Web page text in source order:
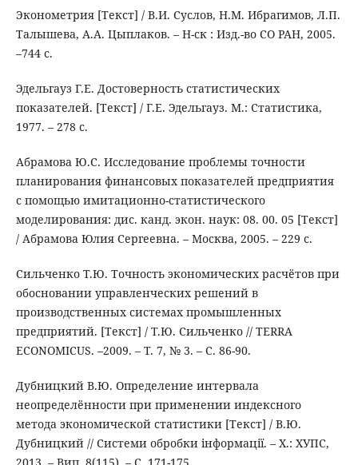
Эконометрия [Текст] / В.И. Суслов, Н.М. Ибрагимов, Л.П.
Талышева, А.А. Цыплаков. – Н-ск : Изд.-во СО РАН, 2005.
–744 с.
Эдельгауз Г.Е. Достоверность статистических
показателей. [Текст] / Г.Е. Эдельгауз. М.: Статистика,
1977. – 278 с.
Абрамова Ю.С. Исследование проблемы точности
планирования финансовых показателей предприятия
с помощью имитационно-статистического
моделирования: дис. канд. экон. наук: 08. 00. 05 [Текст]
/ Абрамова Юлия Сергеевна. – Москва, 2005. – 229 с.
Сильченко Т.Ю. Точность экономических расчётов при
обосновании управленческих решений в
производственных системах промышленных
предприятий. [Текст] / Т.Ю. Сильченко // TERRA
ECONOMICUS. –2009. – Т. 7, № 3. – С. 86-90.
Дубницкий В.Ю. Определение интервала
неопределённости при применении индексного
метода экономической статистики [Текст] / В.Ю.
Дубницкий // Системи обробки інформації. – Х.: ХУПС,